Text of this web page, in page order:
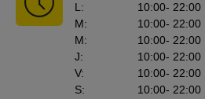
L : 10:00- 22:00
M: 10:00- 22:00
M: 10:00- 22:00
J: 10:00- 22:00
V: 10:00- 22:00
S: 10:00- 22:00